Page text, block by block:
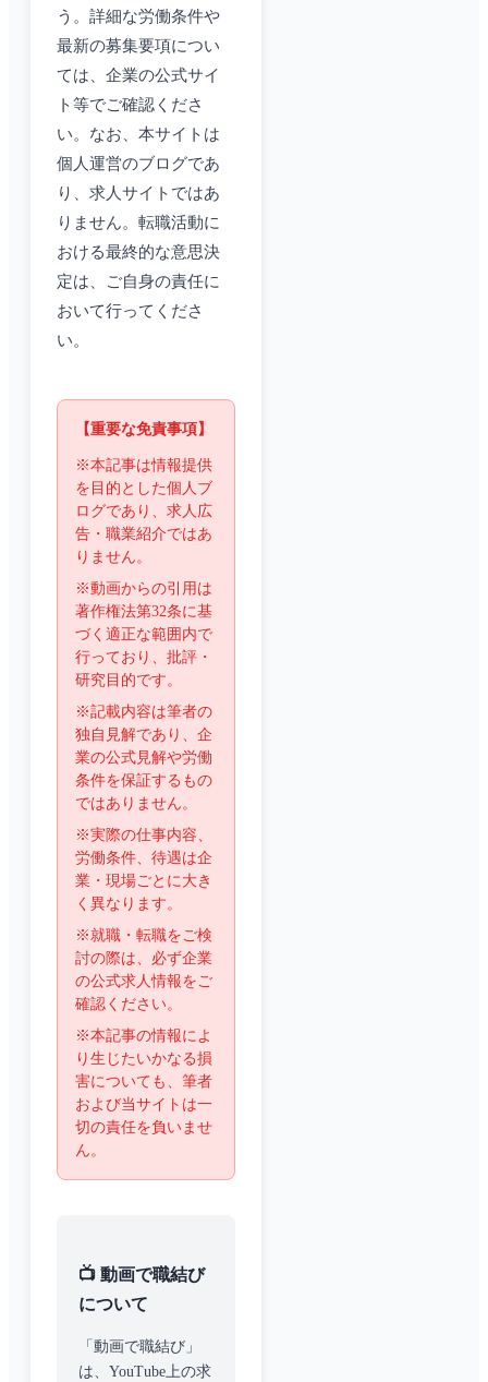
う。詳細な労働条件や
最新の募集要項につい
ては、企業の公式サイ
ト等でご確認くださ
い。なお、本サイトは
個人運営のブログであ
り、求人サイトではあ
りません。転職活動に
おける最終的な意思決
定は、ご自身の責任に
おいて行ってくださ
い。
【重要な免責事項】
※本記事は情報提供
を目的とした個人ブ
ログであり、求人広
告・職業紹介ではあ
りません。
※動画からの引用は
著作権法第32条に基
づく適正な範囲内で
行っており、批評・
研究目的です。
※記載内容は筆者の
独自見解であり、企
業の公式見解や労働
条件を保証するもの
ではありません。
※実際の仕事内容、
労働条件、待遇は企
業・現場ごとに大き
く異なります。
※就職・転職をご検
討の際は、必ず企業
の公式求人情報をご
確認ください。
※本記事の情報によ
り生じたいかなる損
害についても、筆者
および当サイトは一
切の責任を負いませ
ん。
📺 動画で職結び
について
「動画で職結び」
は、YouTube上の求